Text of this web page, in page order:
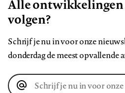
Alle ontwikkelingen
volgen?
Schrijf je nu in voor onze
donderdag de meest opvallende